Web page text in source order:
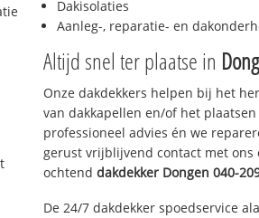
Dakisolaties
Aanleg-, reparatie- en
Altijd snel ter plaatse in
Onze dakdekkers helpen bij het
van dakkapellen en/of het
professioneel advies én we
gerust vrijblijvend contact met ons
ochtend dakdekker Dongen 040-
De 24/7 dakdekker spoedservice